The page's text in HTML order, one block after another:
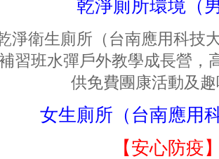
乾淨廁所環境（
女生廁所（台南應用
【安心防疫